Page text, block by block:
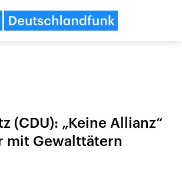
(CDU): „Keine Allianz“
mit Gewalttätern